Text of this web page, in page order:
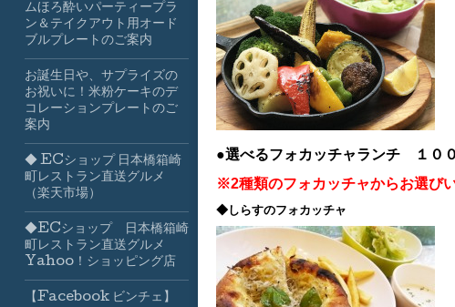
●選べるフォカッチャランチ １０
※2種類のフォカッチャからお選び
◆しらすのフォカッチャ
ムほろ酔いパーティープラ
ン＆テイクアウト用オード
ブルプレートのご案内
お誕生日や、サプライズの
お祝いに！米粉ケーキのデ
コレーションプレートのご
案内
◆ ECショップ 日本橋箱崎
町レストラン直送グルメ
（楽天市場）
◆ECショップ 日本橋箱崎
町レストラン直送グルメ
Yahoo！ショッピング店
【Facebook ビンチェ】